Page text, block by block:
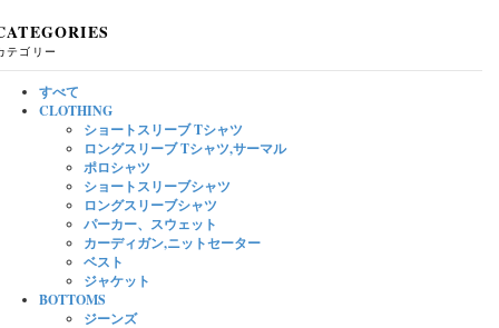
テゴリー
すべて
CLOTHING
ショートスリーブ Tシャツ
ロングスリーブ Tシャツ,サーマル
ポロシャツ
ショートスリーブシャツ
ロングスリーブシャツ
パーカー、スウェット
カーディガン,ニットセーター
ベスト
ジャケット
BOTTOMS
ジーンズ